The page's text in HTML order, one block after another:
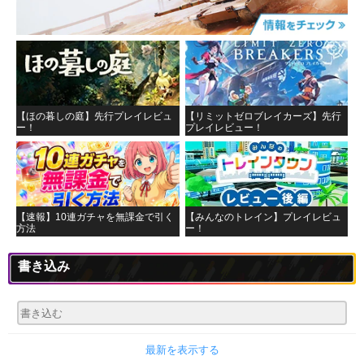
【ほの暮しの庭】先行プレイレビュ
ー！
【リミットゼロブレイカーズ】先行
プレイレビュー！
【速報】10連ガチャを無課金で引く
方法
【みんなのトレイン】プレイレビュ
ー！
書き込み
最新を表示する